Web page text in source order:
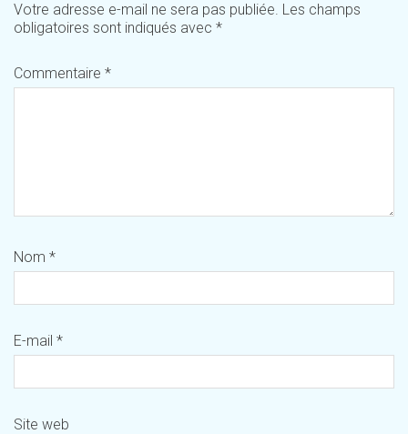
Votre adresse e-mail ne sera pas publiée. Les champs
obligatoires sont indiqués avec *
Commentaire *
Nom *
E-mail *
Site web